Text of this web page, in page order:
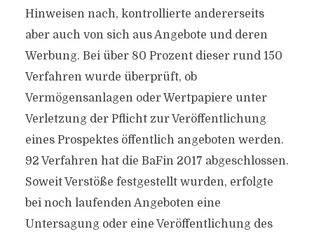
Hinweisen nach, kontrollierte andererseits
aber auch von sich aus Angebote und deren
Werbung. Bei über 80 Prozent dieser rund 150
Verfahren wurde überprüft, ob
Vermögensanlagen oder Wertpapiere unter
Verletzung der Pflicht zur Veröffentlichung
eines Prospektes öffentlich angeboten werden.
92 Verfahren hat die BaFin 2017 abgeschlossen.
Soweit Verstöße festgestellt wurden, erfolgte
bei noch laufenden Angeboten eine
Untersagung oder eine Veröffentlichung des